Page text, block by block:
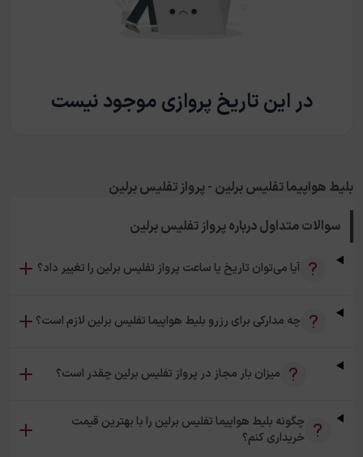
در این تاریخ پروازی موجود نیست
بلیط هواپیما تفلیس برلین - پرواز تفلیس برلین
سوالات متداول دربارهپرواز تفلیس برلین
آیا می‌توان تاریخ یا ساعت پرواز تفلیس برلین را تغییر داد؟
چه مدارکی برای رزرو بلیط هواپیما تفلیس برلین لازم است؟
میزان بار مجاز در پرواز تفلیس برلین چقدر است؟
چگونه بلیط هواپیما تفلیس برلین را با بهترین قیمت
خریداری کنم؟